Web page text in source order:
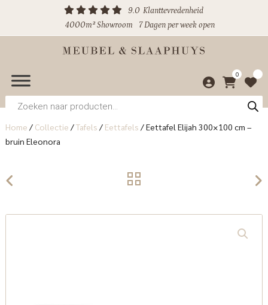
9.0 Klanttevredenheid
4000m² Showroom
7 Dagen per week open
0
Producten
zoeken
Home / Collectie /Tafels / Eettafels /Eettafel Elijah 300×100 cm –
bruin Eleonora